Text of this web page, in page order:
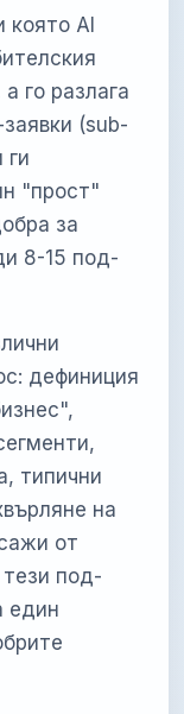
която AI
го разлага
(sub-
ги
"прост"
за
8-15 под-
дефиниция
типични
на
от
тези под-
един